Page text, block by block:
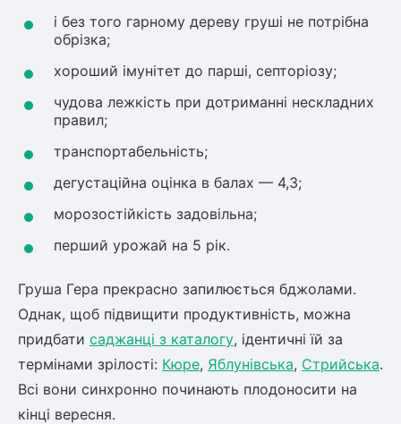
і без того гарному дереву груші не потрібна
обрізка;
хороший імунітет до парші, септоріозу;
чудова лежкість при дотриманні нескладних
правил;
транспортабельність;
дегустаційна оцінка в балах — 4,3;
морозостійкість задовільна;
перший урожай на 5 рік.
Груша Гера прекрасно запилюється бджолами.
Однак, щоб підвищити продуктивність, можна
придбати саджанці з каталогу, ідентичні їй за
термінами зрілості: Кюре, Яблунівська, Стрийська.
Всі вони синхронно починають плодоносити на
кінці вересня.